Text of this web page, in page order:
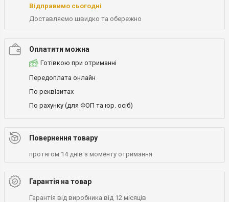
Відправимо сьогодні
Доставляємо швидко та обережно
Оплатити можна
Готівкою при отриманні
Передоплата онлайн
По реквізитах
По рахунку (для ФОП та юр. осіб)
Повернення товару
протягом 14 днів з моменту отримання
Гарантія на товар
Гарантія від виробника від 12 місяців